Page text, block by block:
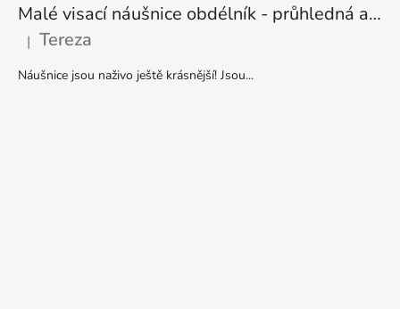
Malé visací náušnice obdélník - průhledná a stříbrná
Hodnocení produktu je 5 z 5 hvězdiček.
| Tereza
Náušnice jsou naživo ještě krásnější! Jsou...